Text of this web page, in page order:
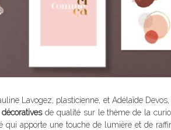
Lavogez, plasticienne, et Adélaïde
de qualité sur le thème de la
apporte une touche de lumière et de